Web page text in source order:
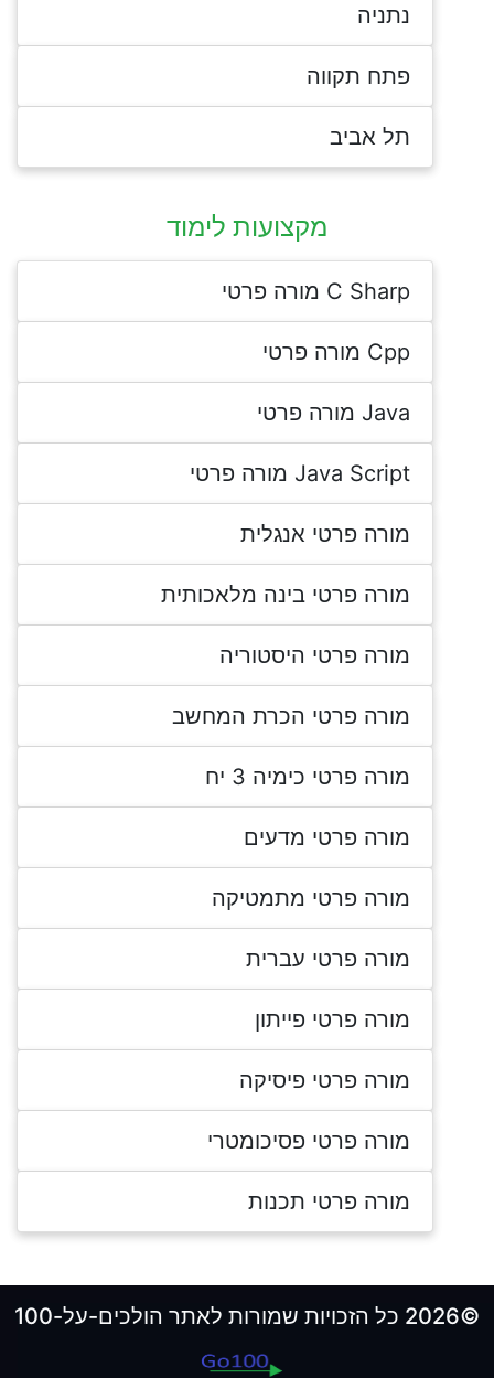
נתניה
פתח תקווה
תל אביב
מקצועות לימוד
C Sharp מורה פרטי
Cpp מורה פרטי
Java מורה פרטי
Java Script מורה פרטי
מורה פרטי אנגלית
מורה פרטי בינה מלאכותית
מורה פרטי היסטוריה
מורה פרטי הכרת המחשב
מורה פרטי כימיה 3 יח
מורה פרטי מדעים
מורה פרטי מתמטיקה
מורה פרטי עברית
מורה פרטי פייתון
מורה פרטי פיסיקה
מורה פרטי פסיכומטרי
מורה פרטי תכנות
©2026 כל הזכויות שמורות לאתר הולכים-על-100